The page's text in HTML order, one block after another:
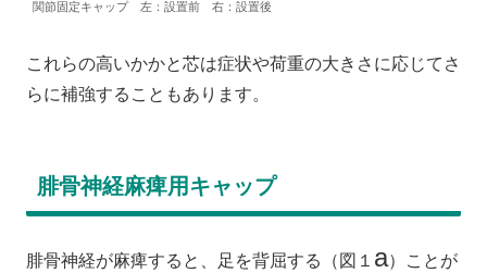
関節固定キャップ 左：設置前 右：設置後
これらの高いかかと芯は症状や荷重の大きさに応じてさ
らに補強することもあります。
腓骨神経麻痺用キャップ
腓骨神経が麻痺すると、足を背屈する（図１ a）ことが